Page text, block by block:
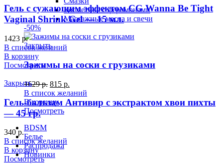
Косметика с феромонами
Массажные масла и свечи
-50%
Закрыть
Зажимы на соски с грузиками
1629р. 815 р.
В список желаний
В корзину
Посмотреть
BDSM
Белье
Распродажа
Новинки
Гель с сужающим эффектом CG Wanna Be Tight
Vaginal Shrink Gel — 15 мл.
1423 р.
В список желаний
В корзину
Посмотреть
Закрыть
Гель-бальзам Антивир с экстрактом хвои пихты
— 45 гр.
340р.
В список желаний
В корзину
Посмотреть